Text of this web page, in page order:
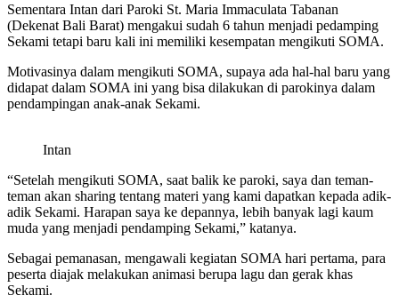
Sementara Intan dari Paroki St. Maria Immaculata Tabanan
(Dekenat Bali Barat) mengakui sudah 6 tahun menjadi pedamping
Sekami tetapi baru kali ini memiliki kesempatan mengikuti SOMA.
Motivasinya dalam mengikuti SOMA, supaya ada hal-hal baru yang
didapat dalam SOMA ini yang bisa dilakukan di parokinya dalam
pendampingan anak-anak Sekami.
Intan
“Setelah mengikuti SOMA, saat balik ke paroki, saya dan teman-
teman akan sharing tentang materi yang kami dapatkan kepada adik-
adik Sekami. Harapan saya ke depannya, lebih banyak lagi kaum
muda yang menjadi pendamping Sekami,” katanya.
Sebagai pemanasan, mengawali kegiatan SOMA hari pertama, para
peserta diajak melakukan animasi berupa lagu dan gerak khas
Sekami.